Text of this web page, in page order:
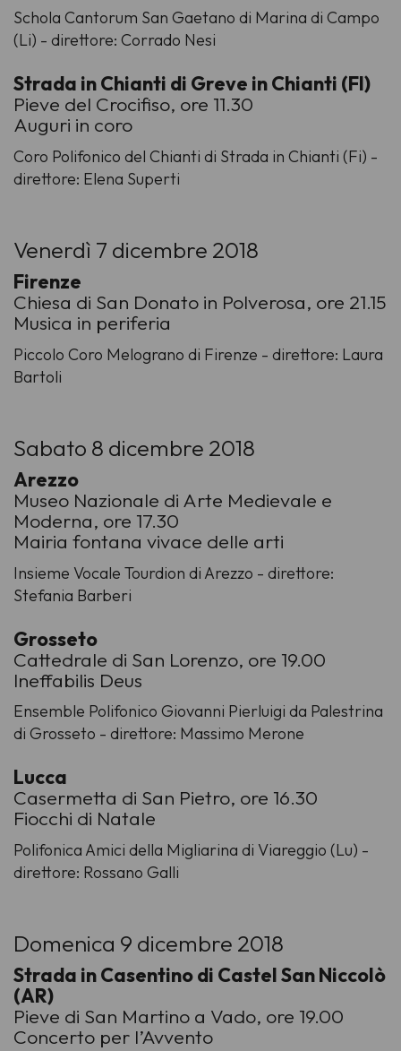
Schola Cantorum San Gaetano di Marina di Campo
(Li) - direttore: Corrado Nesi
Strada in Chianti di Greve in Chianti (FI)
Pieve del Crocifiso, ore 11.30
Auguri in coro
Coro Polifonico del Chianti di Strada in Chianti (Fi) -
direttore: Elena Superti
Venerdì 7 dicembre 2018
Firenze
Chiesa di San Donato in Polverosa, ore 21.15
Musica in periferia
Piccolo Coro Melograno di Firenze - direttore: Laura
Bartoli
Sabato 8 dicembre 2018
Arezzo
Museo Nazionale di Arte Medievale e
Moderna, ore 17.30
Mairia fontana vivace delle arti
Insieme Vocale Tourdion di Arezzo - direttore:
Stefania Barberi
Grosseto
Cattedrale di San Lorenzo, ore 19.00
Ineffabilis Deus
Ensemble Polifonico Giovanni Pierluigi da Palestrina
di Grosseto - direttore: Massimo Merone
Lucca
Casermetta di San Pietro, ore 16.30
Fiocchi di Natale
Polifonica Amici della Migliarina di Viareggio (Lu) -
direttore: Rossano Galli
Domenica 9 dicembre 2018
Strada in Casentino di Castel San Niccolò
(AR)
Pieve di San Martino a Vado, ore 19.00
Concerto per l’Avvento